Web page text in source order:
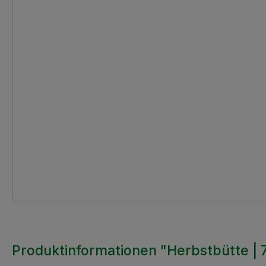
Produktinformationen "Herbstbütte |